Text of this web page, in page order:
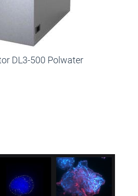
DL3-500 Polwater